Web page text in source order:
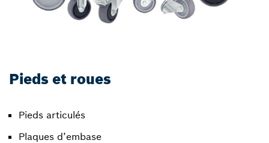
Pieds et roues
Pieds articulés
Plaques d’embase